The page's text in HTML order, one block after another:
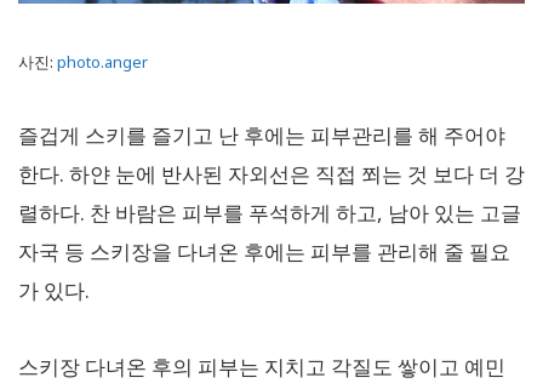
사진: photo.anger
즐겁게 스키를 즐기고 난 후에는 피부관리를 해 주어야
한다. 하얀 눈에 반사된 자외선은 직접 쬐는 것 보다 더 강
렬하다. 찬 바람은 피부를 푸석하게 하고, 남아 있는 고글
자국 등 스키장을 다녀온 후에는 피부를 관리해 줄 필요
가 있다.
스키장 다녀온 후의 피부는 지치고 각질도 쌓이고 예민